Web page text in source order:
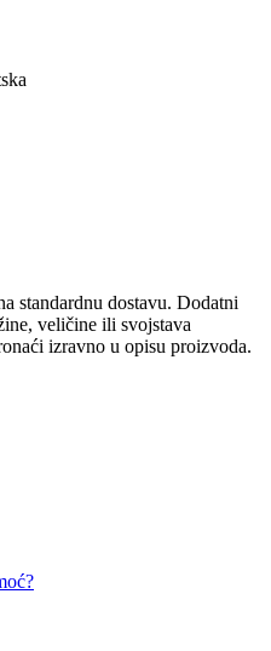
standardnu ​​dostavu. Dodatni
veličine ili svojstava
izravno u opisu proizvoda.